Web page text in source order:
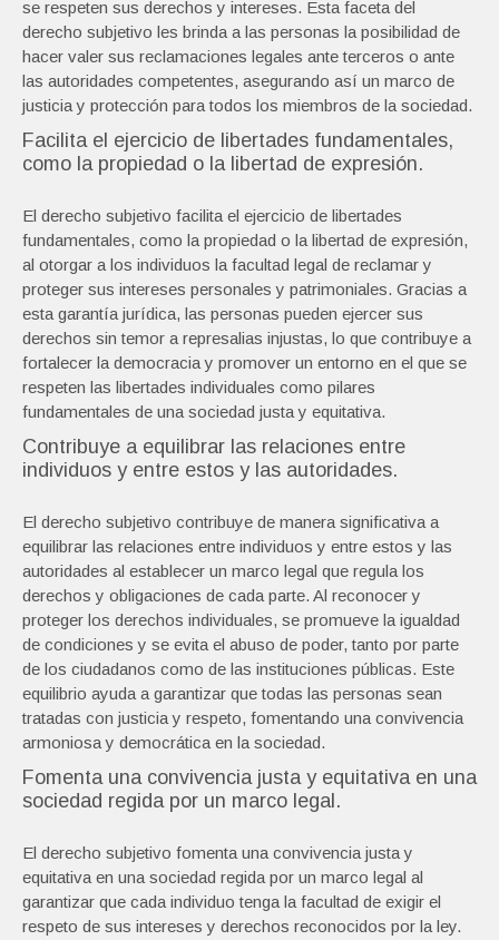
se respeten sus derechos y intereses. Esta faceta del
derecho subjetivo les brinda a las personas la posibilidad de
hacer valer sus reclamaciones legales ante terceros o ante
las autoridades competentes, asegurando así un marco de
justicia y protección para todos los miembros de la sociedad.
Facilita el ejercicio de libertades fundamentales,
como la propiedad o la libertad de expresión.
El derecho subjetivo facilita el ejercicio de libertades
fundamentales, como la propiedad o la libertad de expresión,
al otorgar a los individuos la facultad legal de reclamar y
proteger sus intereses personales y patrimoniales. Gracias a
esta garantía jurídica, las personas pueden ejercer sus
derechos sin temor a represalias injustas, lo que contribuye a
fortalecer la democracia y promover un entorno en el que se
respeten las libertades individuales como pilares
fundamentales de una sociedad justa y equitativa.
Contribuye a equilibrar las relaciones entre
individuos y entre estos y las autoridades.
El derecho subjetivo contribuye de manera significativa a
equilibrar las relaciones entre individuos y entre estos y las
autoridades al establecer un marco legal que regula los
derechos y obligaciones de cada parte. Al reconocer y
proteger los derechos individuales, se promueve la igualdad
de condiciones y se evita el abuso de poder, tanto por parte
de los ciudadanos como de las instituciones públicas. Este
equilibrio ayuda a garantizar que todas las personas sean
tratadas con justicia y respeto, fomentando una convivencia
armoniosa y democrática en la sociedad.
Fomenta una convivencia justa y equitativa en una
sociedad regida por un marco legal.
El derecho subjetivo fomenta una convivencia justa y
equitativa en una sociedad regida por un marco legal al
garantizar que cada individuo tenga la facultad de exigir el
respeto de sus intereses y derechos reconocidos por la ley.